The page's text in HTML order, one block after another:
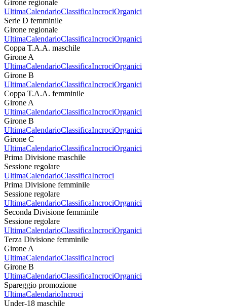
Girone regionale
UltimaCalendarioClassificaIncrociOrganici
Serie D femminile
Girone regionale
UltimaCalendarioClassificaIncrociOrganici
Coppa T.A.A. maschile
Girone A
UltimaCalendarioClassificaIncrociOrganici
Girone B
UltimaCalendarioClassificaIncrociOrganici
Coppa T.A.A. femminile
Girone A
UltimaCalendarioClassificaIncrociOrganici
Girone B
UltimaCalendarioClassificaIncrociOrganici
Girone C
UltimaCalendarioClassificaIncrociOrganici
Prima Divisione maschile
Sessione regolare
UltimaCalendarioClassificaIncroci
Prima Divisione femminile
Sessione regolare
UltimaCalendarioClassificaIncrociOrganici
Seconda Divisione femminile
Sessione regolare
UltimaCalendarioClassificaIncrociOrganici
Terza Divisione femminile
Girone A
UltimaCalendarioClassificaIncroci
Girone B
UltimaCalendarioClassificaIncrociOrganici
Spareggio promozione
UltimaCalendarioIncroci
Under-18 maschile